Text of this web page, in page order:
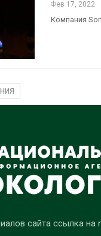
Фев 17, 2022
Компания
сайта ссылка на